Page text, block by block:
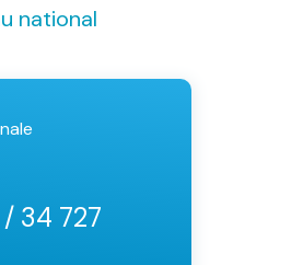
national
/ 34 727